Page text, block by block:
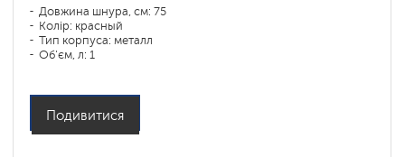
Довжина шнура, см: 75
Колір: красный
Тип корпуса: металл
Об'єм, л: 1
Подивитися